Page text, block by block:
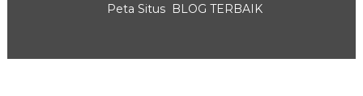
Peta Situs BLOG TERBAIK